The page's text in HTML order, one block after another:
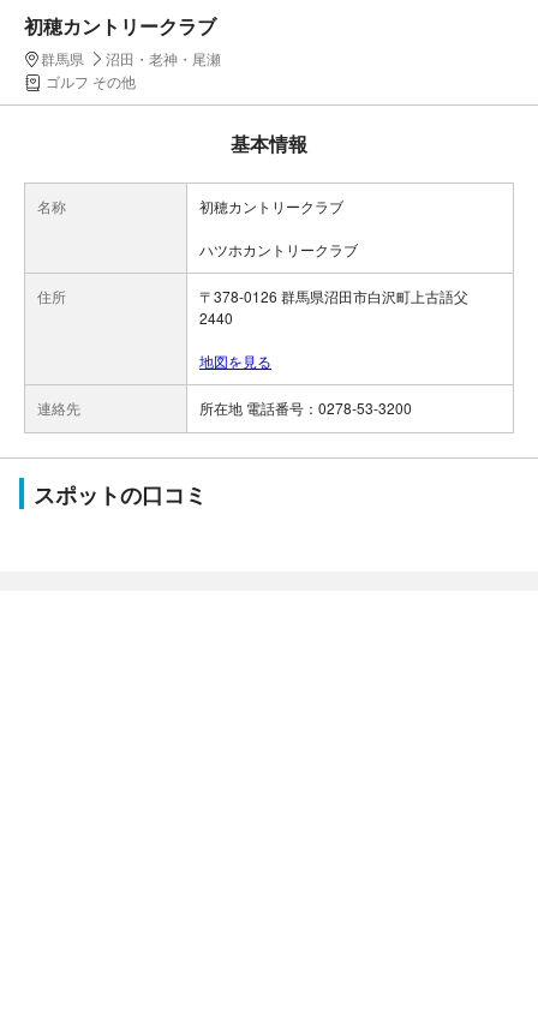
初穂カントリークラブ
群馬県
沼田・老神・尾瀬
ゴルフ その他
基本情報
名称 初穂カントリークラブ
ハツホカントリークラブ
住所
〒378-0126 群馬県沼田市白沢町上古語父
2440
地図を見る
連絡先 所在地 電話番号：0278-53-3200
スポットの口コミ